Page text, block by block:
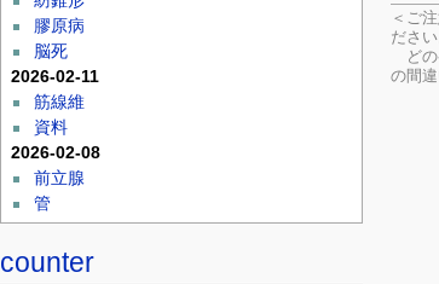
＜ご
ださい
どの
の間
膠原病
脳死
2026-02-11
筋線維
資料
2026-02-08
前立腺
管
counter